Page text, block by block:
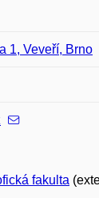
1, Veveří, Brno
fakulta